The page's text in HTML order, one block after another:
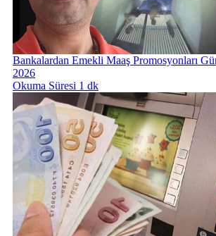
Bankalardan Emekli Maaş Promosyonları
2026
Okuma Süresi 1 dk